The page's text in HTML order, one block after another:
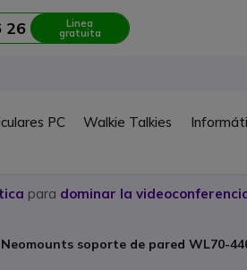
26 Linea
gratuita
PC Walkie Talkies
para dominar la
Neomounts soporte de pared WL70-